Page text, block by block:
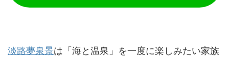
淡路夢泉景は「海と温泉」を一度に楽しみたい家族